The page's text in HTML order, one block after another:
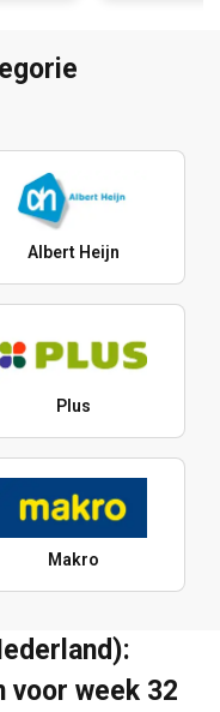
Albert Heijn
Plus
Makro
voor week 32